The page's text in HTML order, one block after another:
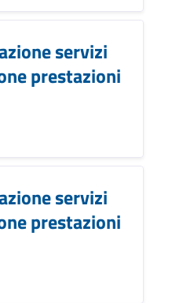
servizi
prestazioni
servizi
prestazioni